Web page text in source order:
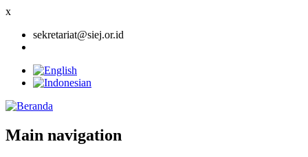
x
sekretariat@siej.or.id
Main navigation